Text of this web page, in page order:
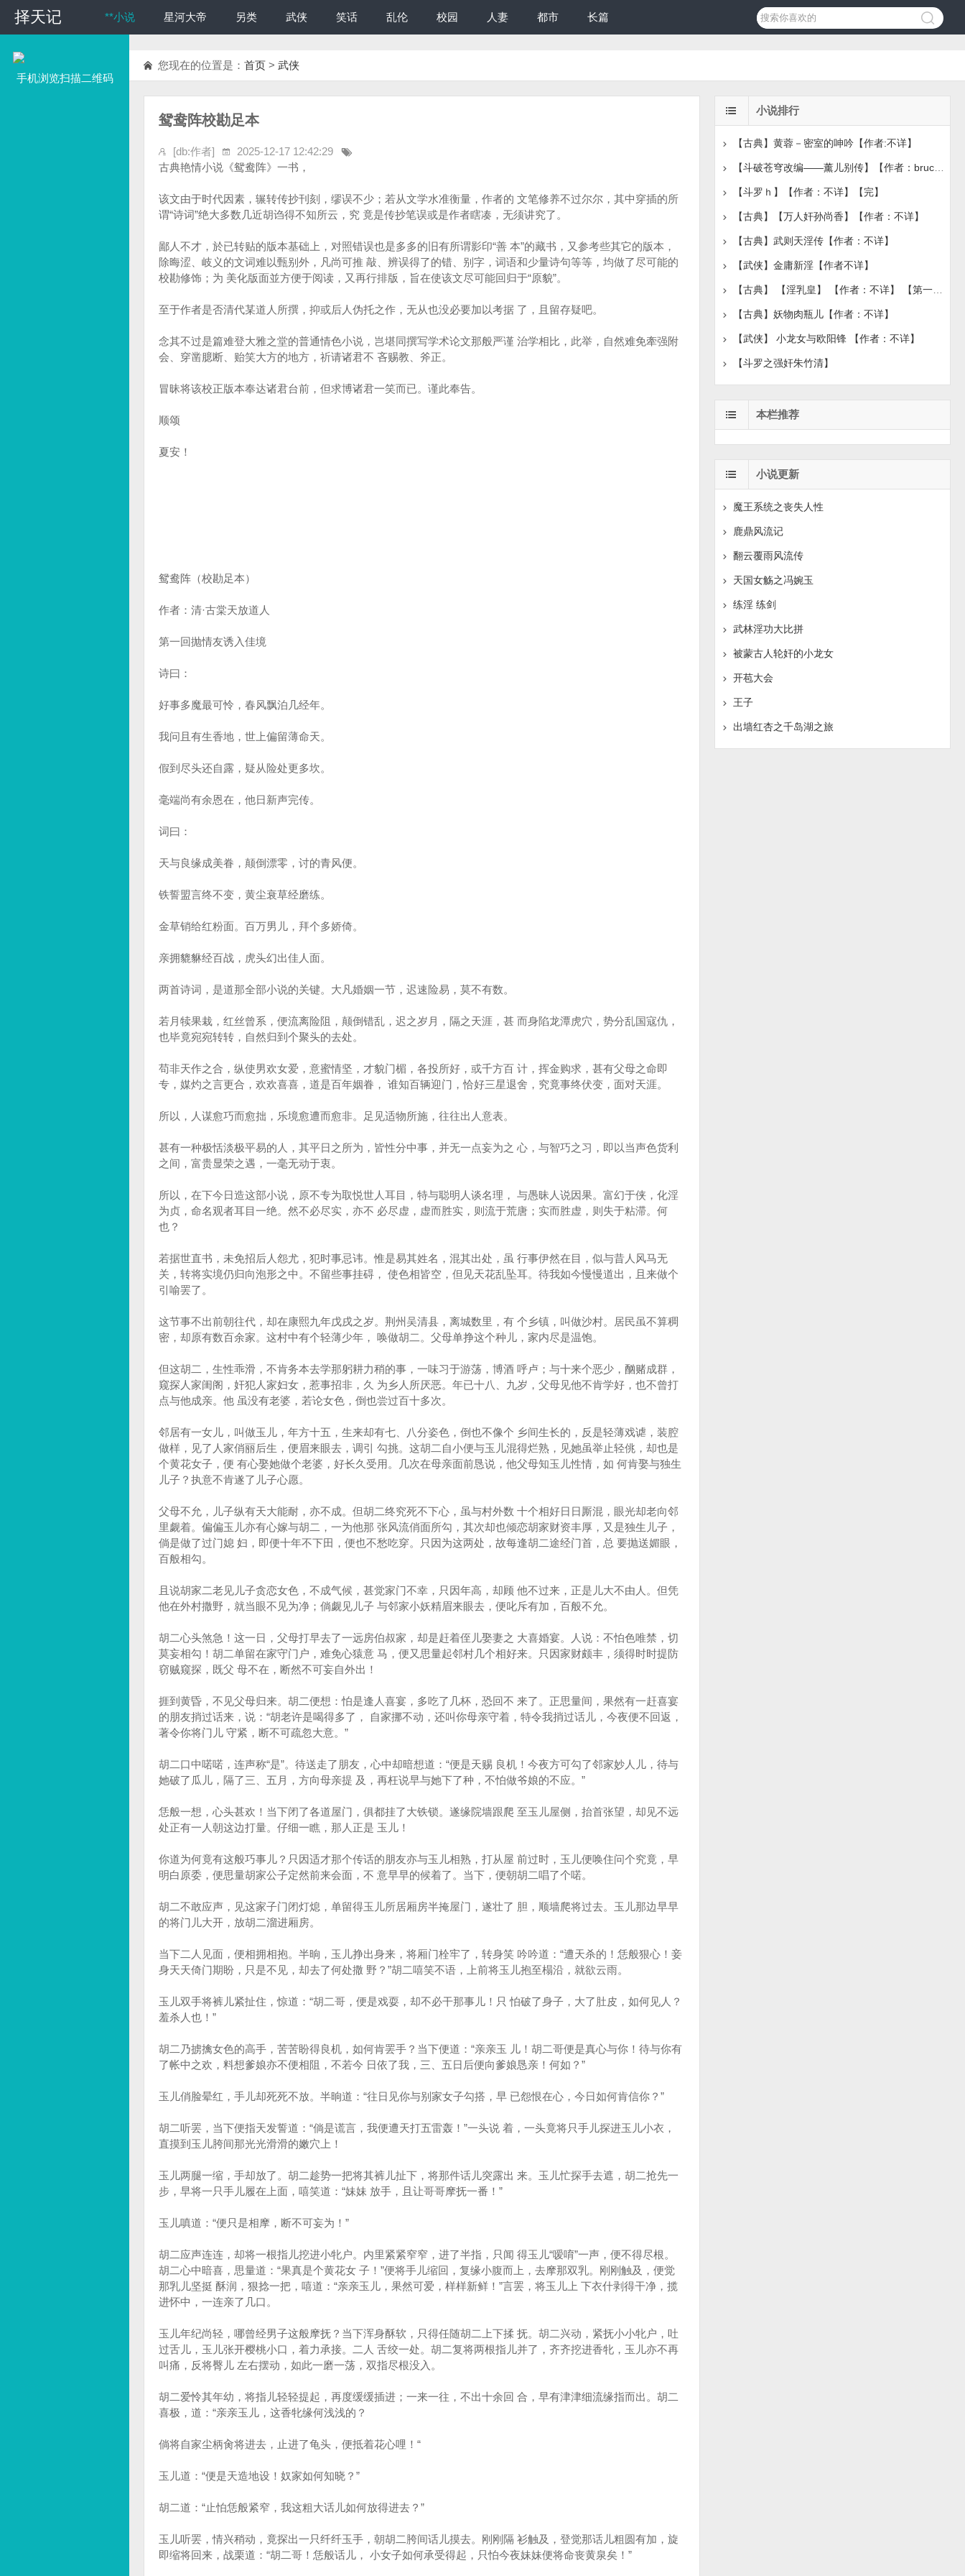
择天记
择天记 **小说 星河大帝 另类 武侠 笑话 乱伦 校园 人妻 都市 长篇
手机浏览扫描二维码
您现在的位置是： 首页 > 武侠
鸳鸯阵校勘足本
[db:作者]
2025-12-17 12:42:29
古典艳情小说《鸳鸯阵》一书，
该文由于时代因素，辗转传抄刊刻，缪误不少；若从文学水准衡量，作者的 文笔修养不过尔尔，其中穿插的所
谓“诗词”绝大多数几近胡诌得不知所云，究 竟是传抄笔误或是作者瞎凑，无须讲究了。
鄙人不才，於已转贴的版本基础上，对照错误也是多多的旧有所谓影印“善 本”的藏书，又参考些其它的版本，
除晦涩、岐义的文词难以甄别外，凡尚可推 敲、辨误得了的错、别字，词语和少量诗句等等，均做了尽可能的
校勘修饰；为 美化版面並方便于阅读，又再行排版，旨在使该文尽可能回归于“原貌”。
至于作者是否清代某道人所撰，抑或后人伪托之作，无从也没必要加以考据 了，且留存疑吧。
念其不过是篇难登大雅之堂的普通情色小说，岂堪同撰写学术论文那般严谨 治学相比，此举，自然难免牽强附
会、穿凿臆断、贻笑大方的地方，祈请诸君不 吝赐教、斧正。
冒昧将该校正版本奉达诸君台前，但求博诸君一笑而已。谨此奉告。
顺颂
夏安！
鸳鸯阵（校勘足本）
作者：清·古棠天放道人
第一回抛情友诱入佳境
诗曰：
好事多魔最可怜，春风飘泊几经年。
我问且有生香地，世上偏留薄命天。
假到尽头还自露，疑从险处更多坎。
毫端尚有余恩在，他日新声完传。
词曰：
天与良缘成美眷，颠倒漂零，讨的青风便。
铁誓盟言终不变，黄尘衰草经磨练。
金草销给红粉面。百万男儿，拜个多娇倚。
亲拥貔貅经百战，虎头幻出佳人面。
两首诗词，是道那全部小说的关键。大凡婚姻一节，迟速险易，莫不有数。
若月犊果栽，红丝曾系，便流离险阻，颠倒错乱，迟之岁月，隔之天涯，甚 而身陷龙潭虎穴，势分乱国寇仇，
也毕竟宛宛转转，自然归到个聚头的去处。
苟非天作之合，纵使男欢女爱，意蜜情坚，才貌门楣，各投所好，或千方百 计，挥金购求，甚有父母之命即
专，媒灼之言更合，欢欢喜喜，道是百年姻眷， 谁知百辆迎门，恰好三星退舍，究竟事终伏变，面对天涯。
所以，人谋愈巧而愈拙，乐境愈遭而愈非。足见适物所施，往往出人意表。
甚有一种极恬淡极平易的人，其平日之所为，皆性分中事，并无一点妄为之 心，与智巧之习，即以当声色货利
之间，富贵显荣之遇，一毫无动于衷。
所以，在下今日造这部小说，原不专为取悦世人耳目，特与聪明人谈名理， 与愚昧人说因果。富幻于侠，化淫
为贞，命名观者耳目一绝。然不必尽实，亦不 必尽虚，虚而胜实，则流于荒唐；实而胜虚，则失于粘滞。何
也？
若据世直书，未免招后人怨尤，犯时事忌讳。惟是易其姓名，混其出处，虽 行事伊然在目，似与昔人风马无
关，转将实境仍归向泡形之中。不留些事挂碍， 使色相皆空，但见天花乱坠耳。待我如今慢慢道出，且来做个
引喻罢了。
这节事不出前朝往代，却在康熙九年戊戌之岁。荆州吴清县，离城数里，有 个乡镇，叫做沙村。居民虽不算稠
密，却原有数百余家。这村中有个轻薄少年， 唤做胡二。父母单挣这个种儿，家内尽是温饱。
但这胡二，生性乖滑，不肯务本去学那躬耕力稍的事，一味习于游荡，博酒 呼卢；与十来个恶少，酗赌成群，
窥探人家闺阁，奸犯人家妇女，惹事招非，久 为乡人所厌恶。年已十八、九岁，父母见他不肯学好，也不曾打
点与他成亲。他 虽没有老婆，若论女色，倒也尝过百十多次。
邻居有一女儿，叫做玉儿，年方十五，生来却有七、八分姿色，倒也不像个 乡间生长的，反是轻薄戏谑，装腔
做样，见了人家俏丽后生，便眉来眼去，调引 勾挑。这胡二自小便与玉儿混得烂熟，见她虽举止轻佻，却也是
个黄花女子，便 有心娶她做个老婆，好长久受用。几次在母亲面前恳说，他父母知玉儿性情，如 何肯娶与独生
儿子？执意不肯遂了儿子心愿。
父母不允，儿子纵有天大能耐，亦不成。但胡二终究死不下心，虽与村外数 十个相好日日厮混，眼光却老向邻
里觑着。偏偏玉儿亦有心嫁与胡二，一为他那 张风流俏面所勾，其次却也倾恋胡家财资丰厚，又是独生儿子，
倘是做了过门媳 妇，即便十年不下田，便也不愁吃穿。只因为这两处，故每逢胡二途经门首，总 要抛送媚眼，
百般相勾。
且说胡家二老见儿子贪恋女色，不成气候，甚觉家门不幸，只因年高，却顾 他不过来，正是儿大不由人。但凭
他在外村撒野，就当眼不见为净；倘觑见儿子 与邻家小妖精眉来眼去，便叱斥有加，百般不允。
胡二心头煞急！这一日，父母打早去了一远房伯叔家，却是赶着侄儿娶妻之 大喜婚宴。人说：不怕色唯禁，切
莫妄相勾！胡二单留在家守门户，难免心猿意 马，便又思量起邻村几个相好来。只因家财颇丰，须得时时提防
窃贼窥探，既父 母不在，断然不可妄自外出！
捱到黄昏，不见父母归来。胡二便想：怕是逢人喜宴，多吃了几杯，恐回不 来了。正思量间，果然有一赶喜宴
的朋友捎过话来，说：“胡老许是喝得多了， 自家挪不动，还叫你母亲守着，特令我捎过话儿，今夜便不回返，
著令你将门儿 守紧，断不可疏忽大意。”
胡二口中喏喏，连声称“是”。待送走了朋友，心中却暗想道：“便是天赐 良机！今夜方可勾了邻家妙人儿，待与
她破了瓜儿，隔了三、五月，方向母亲提 及，再枉说早与她下了种，不怕做爷娘的不应。”
恁般一想，心头甚欢！当下闭了各道屋门，俱都挂了大铁锁。遂缘院墙跟爬 至玉儿屋侧，抬首张望，却见不远
处正有一人朝这边打量。仔细一瞧，那人正是 玉儿！
你道为何竟有这般巧事儿？只因适才那个传话的朋友亦与玉儿相熟，打从屋 前过时，玉儿便唤住问个究竟，早
明白原委，便思量胡家公子定然前来会面，不 意早早的候着了。当下，便朝胡二唱了个喏。
胡二不敢应声，见这家子门闭灯熄，单留得玉儿所居厢房半掩屋门，遂壮了 胆，顺墙爬将过去。玉儿那边早早
的将门儿大开，放胡二溜进厢房。
当下二人见面，便相拥相抱。半晌，玉儿挣出身来，将厢门栓牢了，转身笑 吟吟道：“遭天杀的！恁般狠心！妾
身天天倚门期盼，只是不见，却去了何处撒 野？”胡二嘻笑不语，上前将玉儿抱至榻沿，就欲云雨。
玉儿双手将裤儿紧扯住，惊道：“胡二哥，便是戏耍，却不必干那事儿！只 怕破了身子，大了肚皮，如何见人？
羞杀人也！”
胡二乃掳擒女色的高手，苦苦盼得良机，如何肯罢手？当下便道：“亲亲玉 儿！胡二哥便是真心与你！待与你有
了帐中之欢，料想爹娘亦不便相阻，不若今 日依了我，三、五日后便向爹娘恳亲！何如？”
玉儿俏脸晕红，手儿却死死不放。半晌道：“往日见你与别家女子勾搭，早 已怨恨在心，今日如何肯信你？”
胡二听罢，当下便指天发誓道：“倘是谎言，我便遭天打五雷轰！”一头说 着，一头竟将只手儿探进玉儿小衣，
直摸到玉儿胯间那光光滑滑的嫩穴上！
玉儿两腿一缩，手却放了。胡二趁势一把将其裤儿扯下，将那件话儿突露出 来。玉儿忙探手去遮，胡二抢先一
步，早将一只手儿履在上面，嘻笑道：“妹妹 放手，且让哥哥摩抚一番！”
玉儿嗔道：“便只是相摩，断不可妄为！”
胡二应声连连，却将一根指儿挖进小牝户。内里紧紧窄窄，进了半指，只闻 得玉儿“嗳唷”一声，便不得尽根。
胡二心中暗喜，思量道：“果真是个黄花女 子！”便将手儿缩回，复缘小腹而上，去摩那双乳。刚刚触及，便觉
那乳儿坚挺 酥润，狠捻一把，嘻道：“亲亲玉儿，果然可爱，样样新鲜！”言罢，将玉儿上 下衣什剥得干净，揽
进怀中，一连亲了几口。
玉儿年纪尚轻，哪曾经男子这般摩抚？当下浑身酥软，只得任随胡二上下揉 抚。胡二兴动，紧抚小小牝户，吐
过舌儿，玉儿张开樱桃小口，着力承接。二人 舌绞一处。胡二复将两根指儿并了，齐齐挖进香牝，玉儿亦不再
叫痛，反将臀儿 左右摆动，如此一磨一荡，双指尽根没入。
胡二爱怜其年幼，将指儿轻轻提起，再度缓缓插进；一来一往，不出十余回 合，早有津津细流缘指而出。胡二
喜极，道：“亲亲玉儿，这香牝缘何浅浅的？
倘将自家尘柄肏将进去，止进了龟头，便抵着花心哩！“
玉儿道：“便是天造地设！奴家如何知晓？”
胡二道：“止怕恁般紧窄，我这粗大话儿如何放得进去？”
玉儿听罢，情兴稍动，竟探出一只纤纤玉手，朝胡二胯间话儿摸去。刚刚隔 衫触及，登觉那话儿粗圆有加，旋
即缩将回来，战栗道：“胡二哥！恁般话儿， 小女子如何承受得起，只怕今夜妹妹便将命丧黄泉矣！”
小说排行
【古典】黄蓉－密室的呻吟【作者:不详】
【斗破苍穹改编——薰儿别传】【作者：bruce1986】【完
【斗罗ｈ】【作者：不详】【完】
【古典】【万人奸孙尚香】【作者：不详】
【古典】武则天淫传【作者：不详】
【武侠】金庸新淫【作者不详】
【古典】 【淫乳皇】 【作者：不详】 【第一章节】
【古典】妖物肉瓶儿【作者：不详】
【武侠】 小龙女与欧阳锋 【作者：不详】
【斗罗之强奸朱竹清】
本栏推荐
小说更新
魔王系统之丧失人性
鹿鼎风流记
翻云覆雨风流传
天国女觞之冯婉玉
练淫 练剑
武林淫功大比拼
被蒙古人轮奸的小龙女
开苞大会
王子
出墙红杏之千岛湖之旅